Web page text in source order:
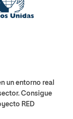
un entorno real
Consigue
RED